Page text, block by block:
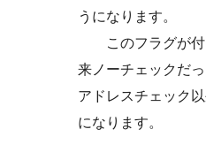
うになります。
このフラグが付
来ノーチェックだ
アドレスチェック
になります。